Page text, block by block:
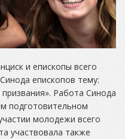
и епископы всего
епископов тему:
Работа Синода
подготовительном
молодежи всего
участвовала также